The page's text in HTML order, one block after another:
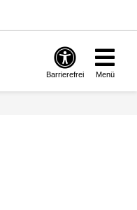
Barrierefrei Menü